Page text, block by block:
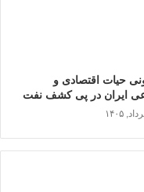
حیات اقتصادی و
ایران در پی کشف نفت